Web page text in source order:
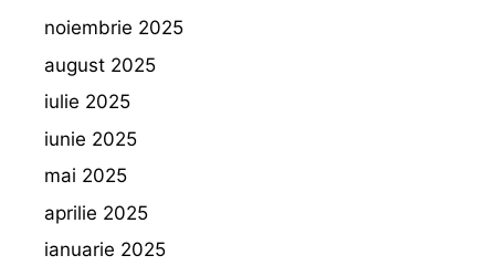
noiembrie 2025
august 2025
iulie 2025
iunie 2025
mai 2025
aprilie 2025
ianuarie 2025